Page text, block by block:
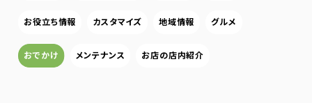
お役立ち情報 カスタマイズ 地域情報 グルメ
おでかけ メンテナンス お店の店内紹介